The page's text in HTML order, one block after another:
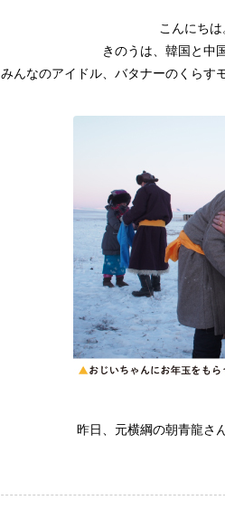
こんにち
きのうは、韓国と中
みんなのアイドル、バタナーのくらす
昨日、元横綱の朝青龍さ